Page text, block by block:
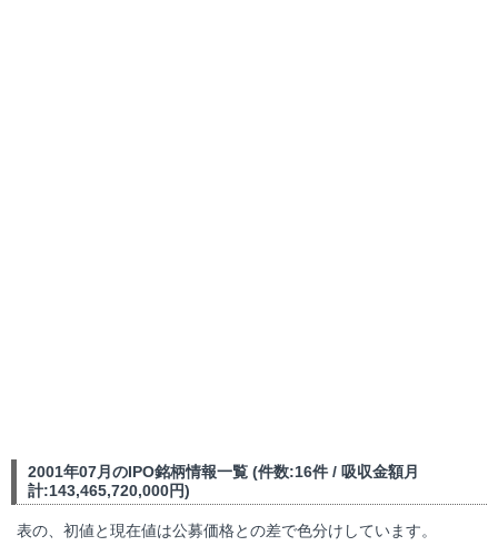
2001年07月のIPO銘柄情報一覧 (件数:16件 / 吸収金額月
計:143,465,720,000円)
表の、初値と現在値は公募価格との差で色分けしています。